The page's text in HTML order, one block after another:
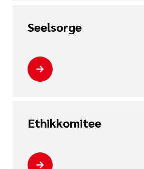
Seelsorge
Ethikkomitee